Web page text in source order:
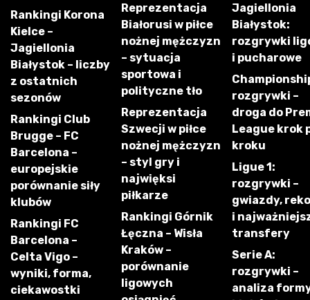
Rankingi Korona
Kielce –
Jagiellonia
Białystok – liczby
z ostatnich
sezonów
Rankingi Club
Brugge – FC
Barcelona –
europejskie
porównanie siły
klubów
Rankingi FC
Barcelona –
Celta Vigo –
wyniki, forma,
ciekawostki
Reprezentacja
Białorusi w piłce
nożnej mężczyzn
– sytuacja
sportowa i
polityczne tło
Reprezentacja
Szwecji w piłce
nożnej mężczyzn
– styl gry i
najwięksi
piłkarze
Rankingi Górnik
Łęczna – Wisła
Kraków –
porównanie
ligowych
Jagiellonia
Białystok:
rozgrywki
i pucharowe
rozgrywki –
droga do
League krok
kroku
Ligue 1:
rozgrywki –
gwiazdy,
i
transfery
Serie A:
rozgrywki –
analiza